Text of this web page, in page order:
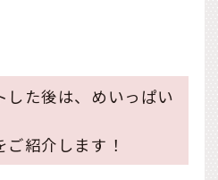
した後は、めいっぱい
紹介します！